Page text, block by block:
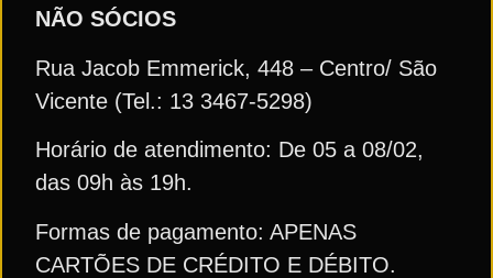
NÃO SÓCIOS
Rua Jacob Emmerick, 448 – Centro/ São
Vicente (Tel.: 13 3467-5298)
Horário de atendimento: De 05 a 08/02,
das 09h às 19h.
Formas de pagamento: APENAS
CARTÕES DE CRÉDITO E DÉBITO.